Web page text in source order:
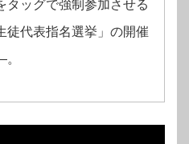
タッグで強制参加させる
徒代表指名選挙」の開催